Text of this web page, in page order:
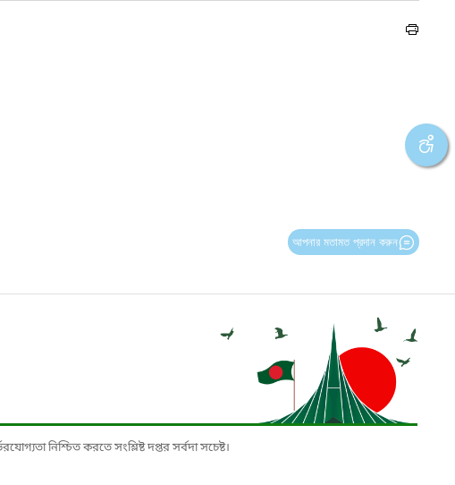
আপনার মতামত প্রদান করুন
নিশ্চিত করতে সংশ্লিষ্ট দপ্তর সর্বদা সচেষ্ট।